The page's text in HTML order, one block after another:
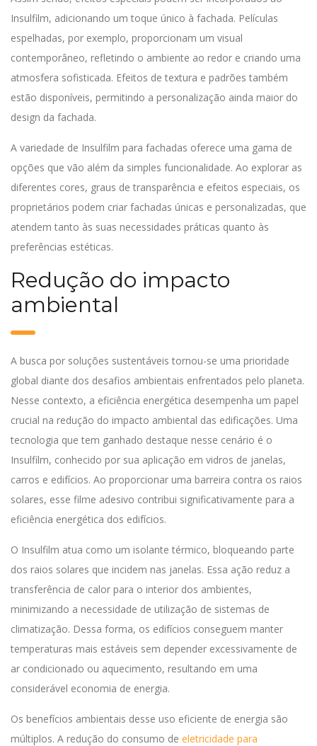
Insulfilm, adicionando um toque único à fachada. Películas
espelhadas, por exemplo, proporcionam um visual
contemporâneo, refletindo o ambiente ao redor e criando uma
atmosfera sofisticada. Efeitos de textura e padrões também
estão disponíveis, permitindo a personalização ainda maior do
design da fachada.
A variedade de Insulfilm para fachadas oferece uma gama de
opções que vão além da simples funcionalidade. Ao explorar as
diferentes cores, graus de transparência e efeitos especiais, os
proprietários podem criar fachadas únicas e personalizadas, que
atendem tanto às suas necessidades práticas quanto às
preferências estéticas.
Redução do impacto
ambiental
A busca por soluções sustentáveis tornou-se uma prioridade
global diante dos desafios ambientais enfrentados pelo planeta.
Nesse contexto, a eficiência energética desempenha um papel
crucial na redução do impacto ambiental das edificações. Uma
tecnologia que tem ganhado destaque nesse cenário é o
Insulfilm, conhecido por sua aplicação em vidros de janelas,
carros e edifícios. Ao proporcionar uma barreira contra os raios
solares, esse filme adesivo contribui significativamente para a
eficiência energética dos edifícios.
O Insulfilm atua como um isolante térmico, bloqueando parte
dos raios solares que incidem nas janelas. Essa ação reduz a
transferência de calor para o interior dos ambientes,
minimizando a necessidade de utilização de sistemas de
climatização. Dessa forma, os edifícios conseguem manter
temperaturas mais estáveis sem depender excessivamente de
ar condicionado ou aquecimento, resultando em uma
considerável economia de energia.
Os benefícios ambientais desse uso eficiente de energia são
múltiplos. A redução do consumo de eletricidade para